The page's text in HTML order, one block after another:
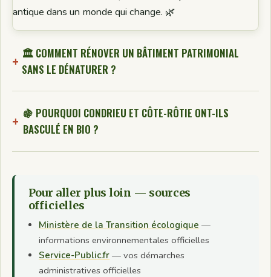
antique dans un monde qui change. 🌿
🏛️ COMMENT RÉNOVER UN BÂTIMENT PATRIMONIAL
SANS LE DÉNATURER ?
🍇 POURQUOI CONDRIEU ET CÔTE-RÔTIE ONT-ILS
BASCULÉ EN BIO ?
Pour aller plus loin — sources
officielles
Ministère de la Transition écologique —
informations environnementales officielles
Service-Public.fr — vos démarches
administratives officielles